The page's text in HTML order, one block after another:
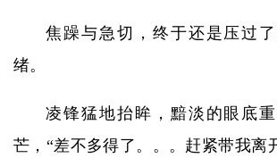
焦躁与急切，终于还是压过
绪。
凌锋猛地抬眸，黯淡的眼底
芒，“差不多得了。。。赶紧带我离